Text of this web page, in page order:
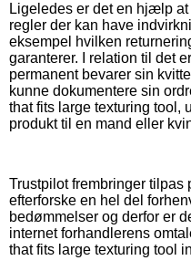
Ligeledes er det en hjælp
regler der kan have
eksempel hvilken
garanterer. I relation til det
permanent bevarer sin
kunne dokumentere sin
that fits large texturing tool,
produkt til en mand eller
Trustpilot frembringer
efterforske en hel del
bedømmelser og derfor er
internet forhandlerens
that fits large texturing tool